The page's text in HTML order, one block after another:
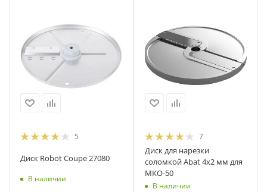
5
Диск Robot Coupe 27080
В наличии
7
Диск для нарезки
соломкой Abat 4х2 мм для
МКО-50
В наличии